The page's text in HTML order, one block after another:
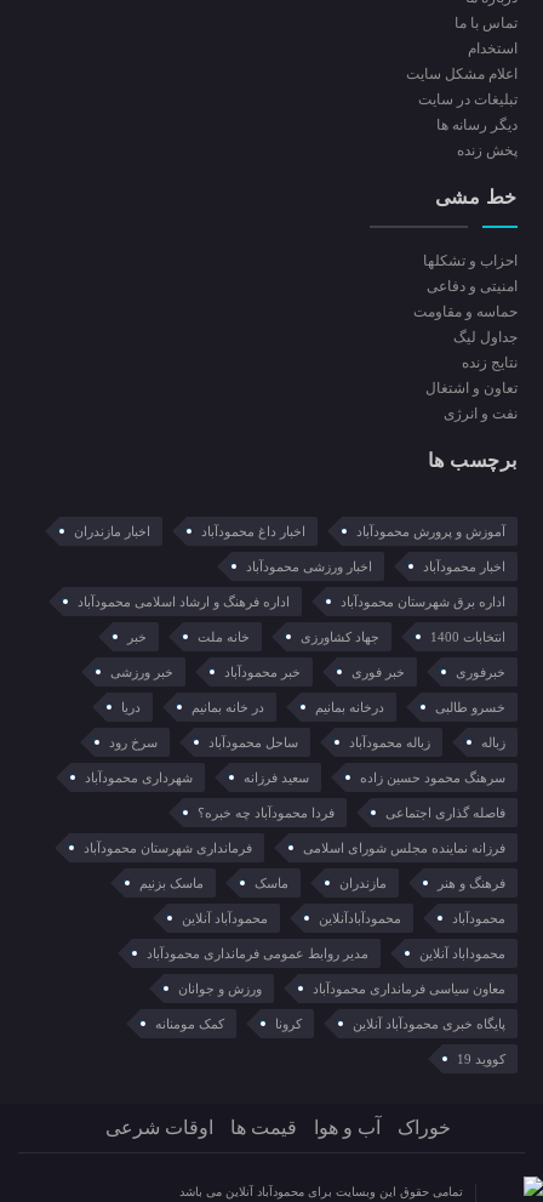
تماس با ما
استخدام
اعلام مشکل سایت
تبلیغات در سایت
ديگر رسانه ها
پخش زنده
خط مشی
احزاب و تشکلها
امنیتی و دفاعی
حماسه و مقاومت
جداول لیگ
نتایج زنده
تعاون و اشتغال
نفت و انرژی
برچسب ها
آموزش و پرورش محمودآباد اخبار داغ محمودآباد اخبار مازندران
اخبار محمودآباد اخبار ورزشی محمودآباد
اداره برق شهرستان محمودآباد اداره فرهنگ و ارشاد اسلامی محمودآباد
انتخابات 1400 جهاد کشاورزی خانه ملت خبر
خبرفوری خبر فوری خبر محمودآباد خبر ورزشی
خسرو طالبی درخانه بمانیم در خانه بمانیم دریا
زباله زباله محمودآباد ساحل محمودآباد سرخ رود
سرهنگ محمود حسین زاده سعید فرزانه شهرداری محمودآباد
فاصله گذاری اجتماعی فردا محمودآباد چه خبره؟
فرزانه نماینده مجلس شورای اسلامی فرمانداری شهرستان محمودآباد
فرهنگ و هنر مازندران ماسک ماسک بزنیم
محمودآباد محمودآبادآنلاین محمودآباد آنلاین
محموداباد آنلاین مدیر روابط عمومی فرمانداری محمودآباد
معاون سیاسی فرمانداری محمودآباد ورزش و جوانان
پایگاه خبری محمودآباد آنلاین کرونا کمک مومنانه
کووید 19
خوراک آب و هوا قیمت ها اوقات شرعی
تمامی حقوق این وبسایت برای محمودآباد آنلاین می باشد